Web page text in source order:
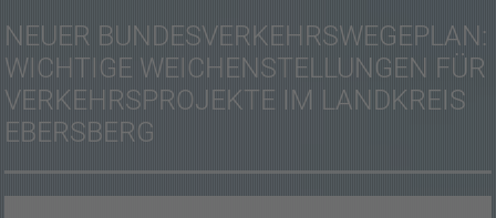
NEUER BUNDESVERKEHRSWEGEPLAN:
WICHTIGE WEICHENSTELLUNGEN FÜR
VERKEHRSPROJEKTE IM LANDKREIS
EBERSBERG